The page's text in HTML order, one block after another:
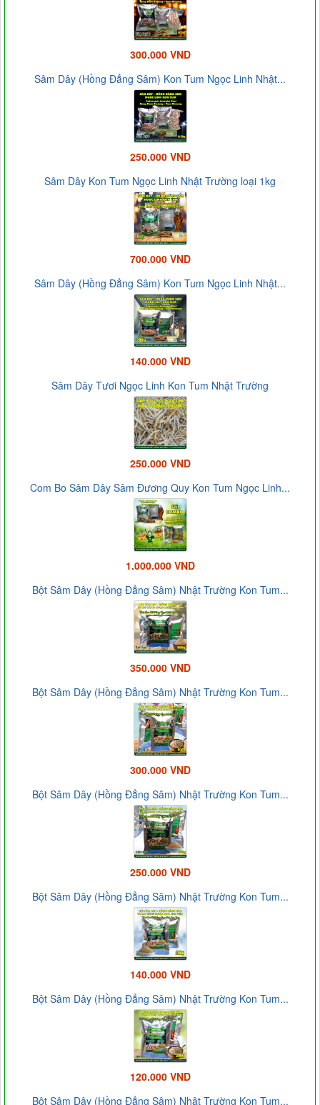
300.000 VND
Sâm Dây (Hồng Đẳng Sâm) Kon Tum Ngọc Linh Nhật...
250.000 VND
Sâm Dây Kon Tum Ngọc Linh Nhật Trường loại 1kg
700.000 VND
Sâm Dây (Hồng Đẳng Sâm) Kon Tum Ngọc Linh Nhật...
140.000 VND
Sâm Dây Tươi Ngọc Linh Kon Tum Nhật Trường
250.000 VND
Com Bo Sâm Dây Sâm Đương Quy Kon Tum Ngọc Linh...
1.000.000 VND
Bột Sâm Dây (Hồng Đẳng Sâm) Nhật Trường Kon Tum...
350.000 VND
Bột Sâm Dây (Hồng Đẳng Sâm) Nhật Trường Kon Tum...
300.000 VND
Bột Sâm Dây (Hồng Đẳng Sâm) Nhật Trường Kon Tum...
250.000 VND
Bột Sâm Dây (Hồng Đẳng Sâm) Nhật Trường Kon Tum...
140.000 VND
Bột Sâm Dây (Hồng Đẳng Sâm) Nhật Trường Kon Tum...
120.000 VND
Bột Sâm Dây (Hồng Đẳng Sâm) Nhật Trường Kon Tum...